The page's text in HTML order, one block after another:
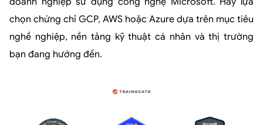
chọn chứng chỉ GCP, AWS hoặc Azure dựa trên mục tiêu
nghề nghiệp, nền tảng kỹ thuật cá nhân và thị trường
bạn đang hướng đến.